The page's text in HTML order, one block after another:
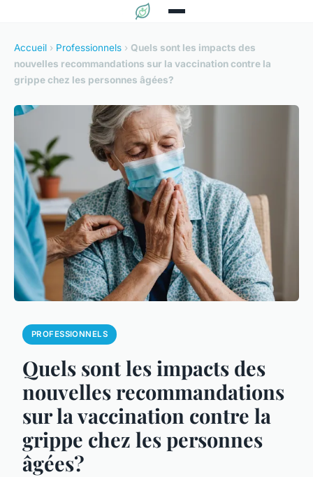
Accueil › Professionnels › Quels sont les impacts des
nouvelles recommandations sur la vaccination contre la
grippe chez les personnes âgées?
PROFESSIONNELS
Quels sont les impacts des
nouvelles recommandations
sur la vaccination contre la
grippe chez les personnes
âgées?